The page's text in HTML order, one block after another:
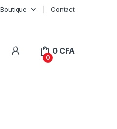
Boutique Contact
My Account
0
0 CFA